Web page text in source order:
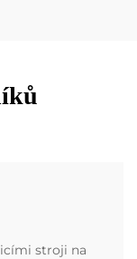
stroji na